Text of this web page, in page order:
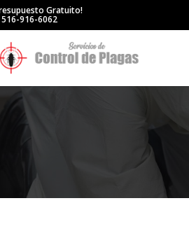
Gratuito!
516-916-6062